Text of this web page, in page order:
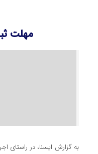
مهلت
به گزارش ایسنا، در راستای